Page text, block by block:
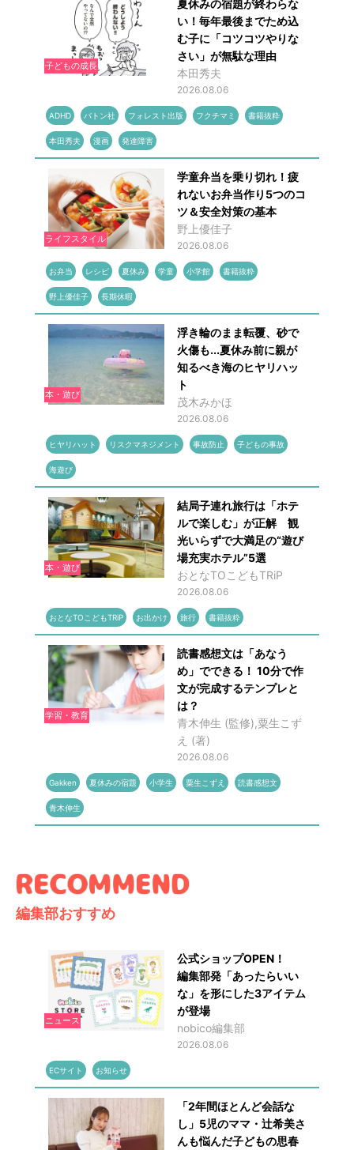
子どもの成長
夏休みの宿題が終わらな
い！毎年最後までため込
む子に「コツコツやりな
さい」が無駄な理由
本田秀夫
2026.08.06
ADHD バトン社 フォレスト出版 フクチマミ 書籍抜粋
本田秀夫 漫画 発達障害
ライフスタイル
学童弁当を乗り切れ！疲
れないお弁当作り5つのコ
ツ＆安全対策の基本
野上優佳子
2026.08.06
お弁当 レシピ 夏休み 学童 小学館 書籍抜粋
野上優佳子 長期休暇
本・遊び
浮き輪のまま転覆、砂で
火傷も...夏休み前に親が
知るべき海のヒヤリハッ
ト
茂木みかほ
2026.08.06
ヒヤリハット リスクマネジメント 事故防止 子どもの事故
海遊び
本・遊び
結局子連れ旅行は「ホテ
ルで楽しむ」が正解 観
光いらずで大満足の“遊び
場充実ホテル”5選
おとなTOこどもTRiP
2026.08.06
おとなTOこどもTRiP お出かけ 旅行 書籍抜粋
学習・教育
読書感想文は「あなう
め」でできる！ 10分で作
文が完成するテンプレと
は？
青木伸生 (監修),粟生こず
え (著)
2026.08.06
Gakken 夏休みの宿題 小学生 粟生こずえ 読書感想文
青木伸生
編集部おすすめ
ニュース
公式ショップOPEN！
編集部発「あったらいい
な」を形にした3アイテム
が登場
nobico編集部
2026.08.06
ECサイト お知らせ
「2年間ほとんど会話な
し」5児のママ・辻希美さ
んも悩んだ子どもの思春